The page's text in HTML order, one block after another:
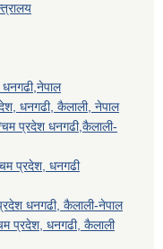
धनगढी,नेपाल
धनगढी, कैलाली, नेपाल
प्रदेश धनगढी,कैलाली-
प्रदेश, धनगढी
धनगढी, कैलाली-नेपाल
प्रदेश, धनगढी, कैलाली